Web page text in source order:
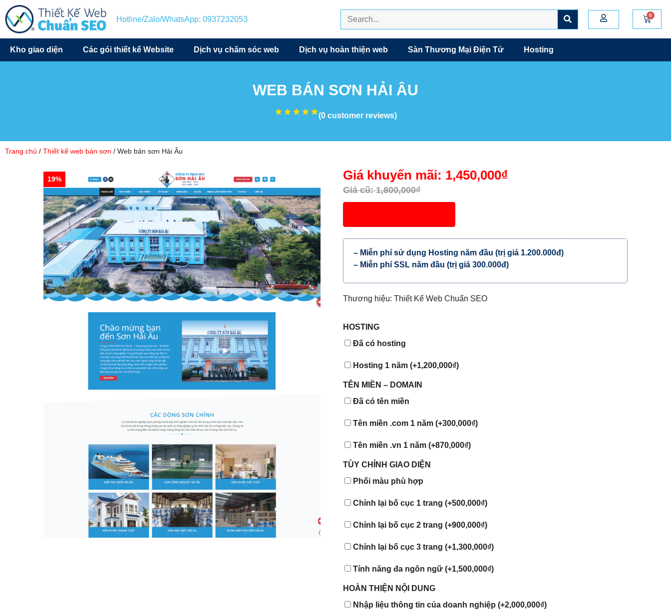
Hotline/Zalo/WhatsApp: 0937232053
Kho giao diện Các gói thiết kế Website Dịch vụ chăm sóc web Dịch vụ hoàn thiện web Sàn Thương Mại Điện Tử Hosting
WEB BÁN SƠN HẢI ÂU
(0customer reviews)
Trang chủ / Thiết kế web bán sơn / Web bán sơn Hải Âu
19% Giá khuyến mãi: 1,450,000₫
Giá cũ:1,800,000₫
– Miễn phí sử dụng Hosting năm đầu (trị giá 1.200.000đ)
– Miễn phí SSL năm đầu (trị giá 300.000đ)
Thương hiệu: Thiết Kế Web Chuẩn SEO
HOSTING
Đã có hosting
Hosting 1 năm (+1,200,000₫)
TÊN MIỀN – DOMAIN
Đã có tên miền
Tên miền .com 1 năm (+300,000₫)
Tên miền .vn 1 năm (+870,000₫)
TÙY CHỈNH GIAO DIỆN
Phối màu phù hợp
Chỉnh lại bố cục 1 trang (+500,000₫)
Chỉnh lại bố cục 2 trang (+900,000₫)
Chỉnh lại bố cục 3 trang (+1,300,000₫)
Tính năng đa ngôn ngữ (+1,500,000₫)
HOÀN THIỆN NỘI DUNG
Nhập liệu thông tin của doanh nghiệp (+2,000,000₫)